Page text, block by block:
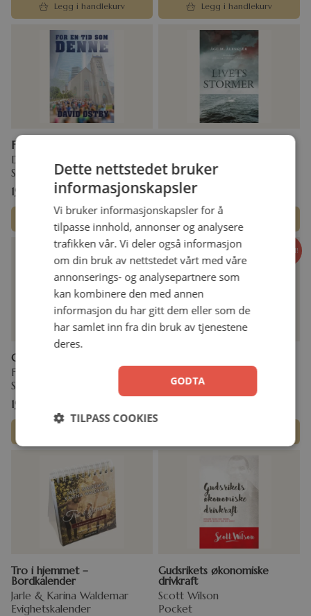
Legg i handlekurv Legg i handlekurv
For en tid som denne
David Østby
Storpocket
199,00
kr 199,00
Over og ut med helvete
Francis Chan & Preston
Sprinkle
199,00
Tilbud!
Pocket
Tro i hjemmet –
Bordkalender
Jarle & Karina Waldemar
Evighetskalender
Gudsrikets økonomiske
drivkraft
Scott Wilson
Pocket
Dette nettstedet bruker
informasjonskapsler
Vi bruker informasjonskapsler for å
tilpasse innhold, annonser og analysere
trafikken vår. Vi deler også informasjon
om din bruk av nettstedet vårt med våre
annonserings- og analysepartnere som
kan kombinere den med annen
informasjon du har gitt dem eller som de
har samlet inn fra din bruk av tjenestene
deres.
GODTA
TILPASS COOKIES